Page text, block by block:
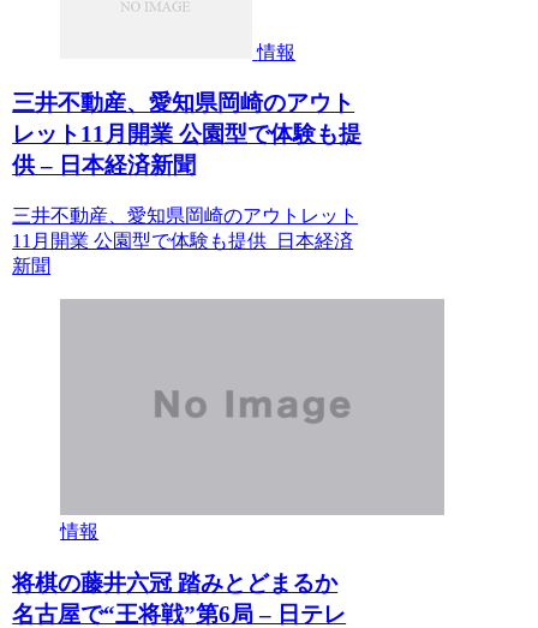
情報
三井不動産、愛知県岡崎のアウト
レット11月開業 公園型で体験も提
供 – 日本経済新聞
三井不動産、愛知県岡崎のアウトレット
11月開業 公園型で体験も提供 日本経済
新聞
情報
将棋の藤井六冠 踏みとどまるか
名古屋で“王将戦”第6局 – 日テレ